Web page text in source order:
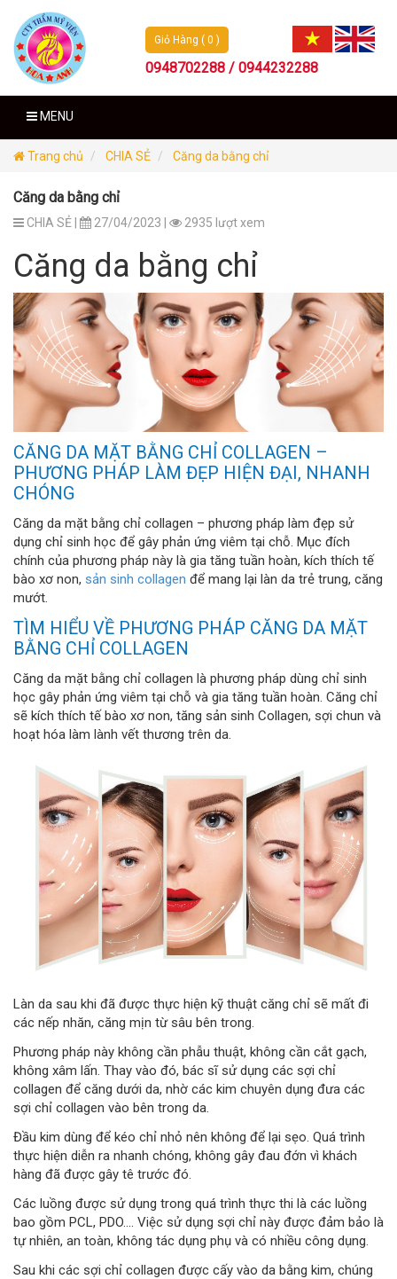
Giỏ Hàng ( 0 )
0948702288 / 0944232288
MENU
Trang chủ CHIA SẺ Căng da bằng chỉ
Căng da bằng chỉ
CHIA SẺ | 27/04/2023 | 2935 lượt xem
Căng da bằng chỉ
CĂNG DA MẶT BẰNG CHỈ COLLAGEN –
PHƯƠNG PHÁP LÀM ĐẸP HIỆN ĐẠI, NHANH
CHÓNG
Căng da mặt bằng chỉ collagen – phương pháp làm đẹp sử
dụng chỉ sinh học để gây phản ứng viêm tại chỗ. Mục đích
chính của phương pháp này là gia tăng tuần hoàn, kích thích tế
bào xơ non, sản sinh collagen để mang lại làn da trẻ trung, căng
mướt.
TÌM HIỂU VỀ PHƯƠNG PHÁP CĂNG DA MẶT
BẰNG CHỈ COLLAGEN
Căng da mặt bằng chỉ collagen là phương pháp dùng chỉ sinh
học gây phản ứng viêm tại chỗ và gia tăng tuần hoàn. Căng chỉ
sẽ kích thích tế bào xơ non, tăng sản sinh Collagen, sợi chun và
hoạt hóa làm lành vết thương trên da.
Làn da sau khi đã được thực hiện kỹ thuật căng chỉ sẽ mất đi
các nếp nhăn, căng mịn từ sâu bên trong.
Phương pháp này không cần phẫu thuật, không cần cắt gạch,
không xâm lấn. Thay vào đó, bác sĩ sử dụng các sợi chỉ
collagen để căng dưới da, nhờ các kim chuyên dụng đưa các
sợi chỉ collagen vào bên trong da.
Đầu kim dùng để kéo chỉ nhỏ nên không để lại sẹo. Quá trình
thực hiện diễn ra nhanh chóng, không gây đau đớn vì khách
hàng đã được gây tê trước đó.
Các luồng được sử dụng trong quá trình thực thi là các luồng
bao gồm PCL, PDO.... Việc sử dụng sợi chỉ này được đảm bảo là
tự nhiên, an toàn, không tác dụng phụ và có nhiều công dụng.
Sau khi các sợi chỉ collagen được cấy vào da bằng kim, chúng